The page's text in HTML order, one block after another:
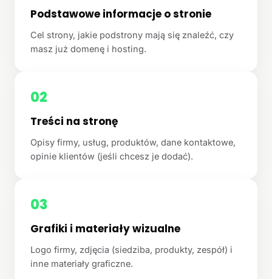
Podstawowe informacje o stronie
Cel strony, jakie podstrony mają się znaleźć, czy
masz już domenę i hosting.
02
Treści na stronę
Opisy firmy, usług, produktów, dane kontaktowe,
opinie klientów (jeśli chcesz je dodać).
03
Grafiki i materiały wizualne
Logo firmy, zdjęcia (siedziba, produkty, zespół) i
inne materiały graficzne.